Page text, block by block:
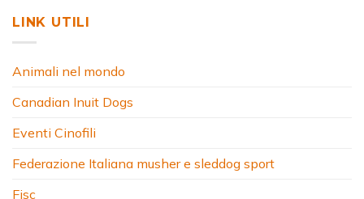
LINK UTILI
Animali nel mondo
Canadian Inuit Dogs
Eventi Cinofili
Federazione Italiana musher e sleddog sport
Fisc